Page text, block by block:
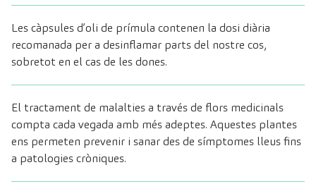
Les càpsules d’oli de prímula contenen la dosi diària
recomanada per a desinflamar parts del nostre cos,
sobretot en el cas de les dones.
El tractament de malalties a través de flors medicinals
compta cada vegada amb més adeptes. Aquestes plantes
ens permeten prevenir i sanar des de símptomes lleus fins
a patologies cròniques.